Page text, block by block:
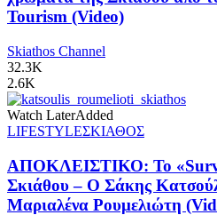
Tourism (Video)
Skiathos Channel
32.3K
2.6K
Watch LaterAdded
LIFESTYLEΣΚΙΑΘΟΣ
ΑΠΟΚΛΕΙΣΤΙΚΟ: Το
Σκιάθου – Ο Σάκης
Μαριαλένα Ρουμελιώτη